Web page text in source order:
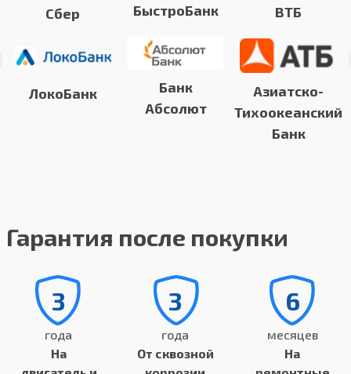
Сбер
ЛокоБанк
БыстроБанк
Банк
Абсолют
ВТБ
Азиатско-
Тихоокеанский
Банк
Гарантия после покупки
3
года
На
3
года
От сквозной
6
месяцев
На